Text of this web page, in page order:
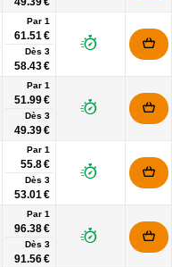
Par 1
61.51 €
Dès 3
58.43 €
Par 1
51.99 €
Dès 3
49.39 €
Par 1
55.8 €
Dès 3
53.01 €
Par 1
96.38 €
Dès 3
91.56 €